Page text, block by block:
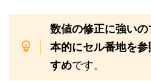
数値の修正に強い
本的にセル番地を
すめです。